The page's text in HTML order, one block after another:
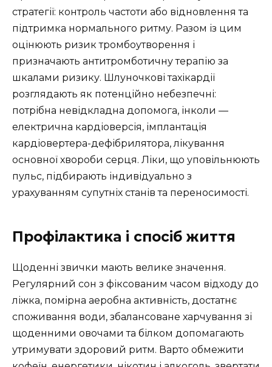
стратегії: контроль частоти або відновлення та
підтримка нормального ритму. Разом із цим
оцінюють ризик тромбоутворення і
призначають антитромботичну терапію за
шкалами ризику. Шлуночкові тахікардії
розглядають як потенційно небезпечні:
потрібна невідкладна допомога, інколи —
електрична кардіоверсія, імплантація
кардіовертера-дефібрилятора, лікування
основної хвороби серця. Ліки, що уповільнюють
пульс, підбирають індивідуально з
урахуванням супутніх станів та переносимості.
Профілактика і спосіб життя
Щоденні звички мають велике значення.
Регулярний сон з фіксованим часом відходу до
ліжка, помірна аеробна активність, достатнє
споживання води, збалансоване харчування зі
щоденними овочами та білком допомагають
утримувати здоровий ритм. Варто обмежити